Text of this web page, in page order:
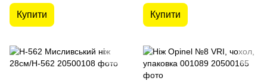
Купити Купити